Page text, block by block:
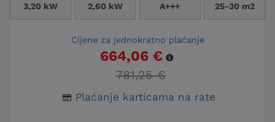
3,20 kW 2,60 kW A+++ 25-30 m2
Cijene za jednokratno plaćanje
664,06 €
781,25 €
Plaćanje karticama na rate